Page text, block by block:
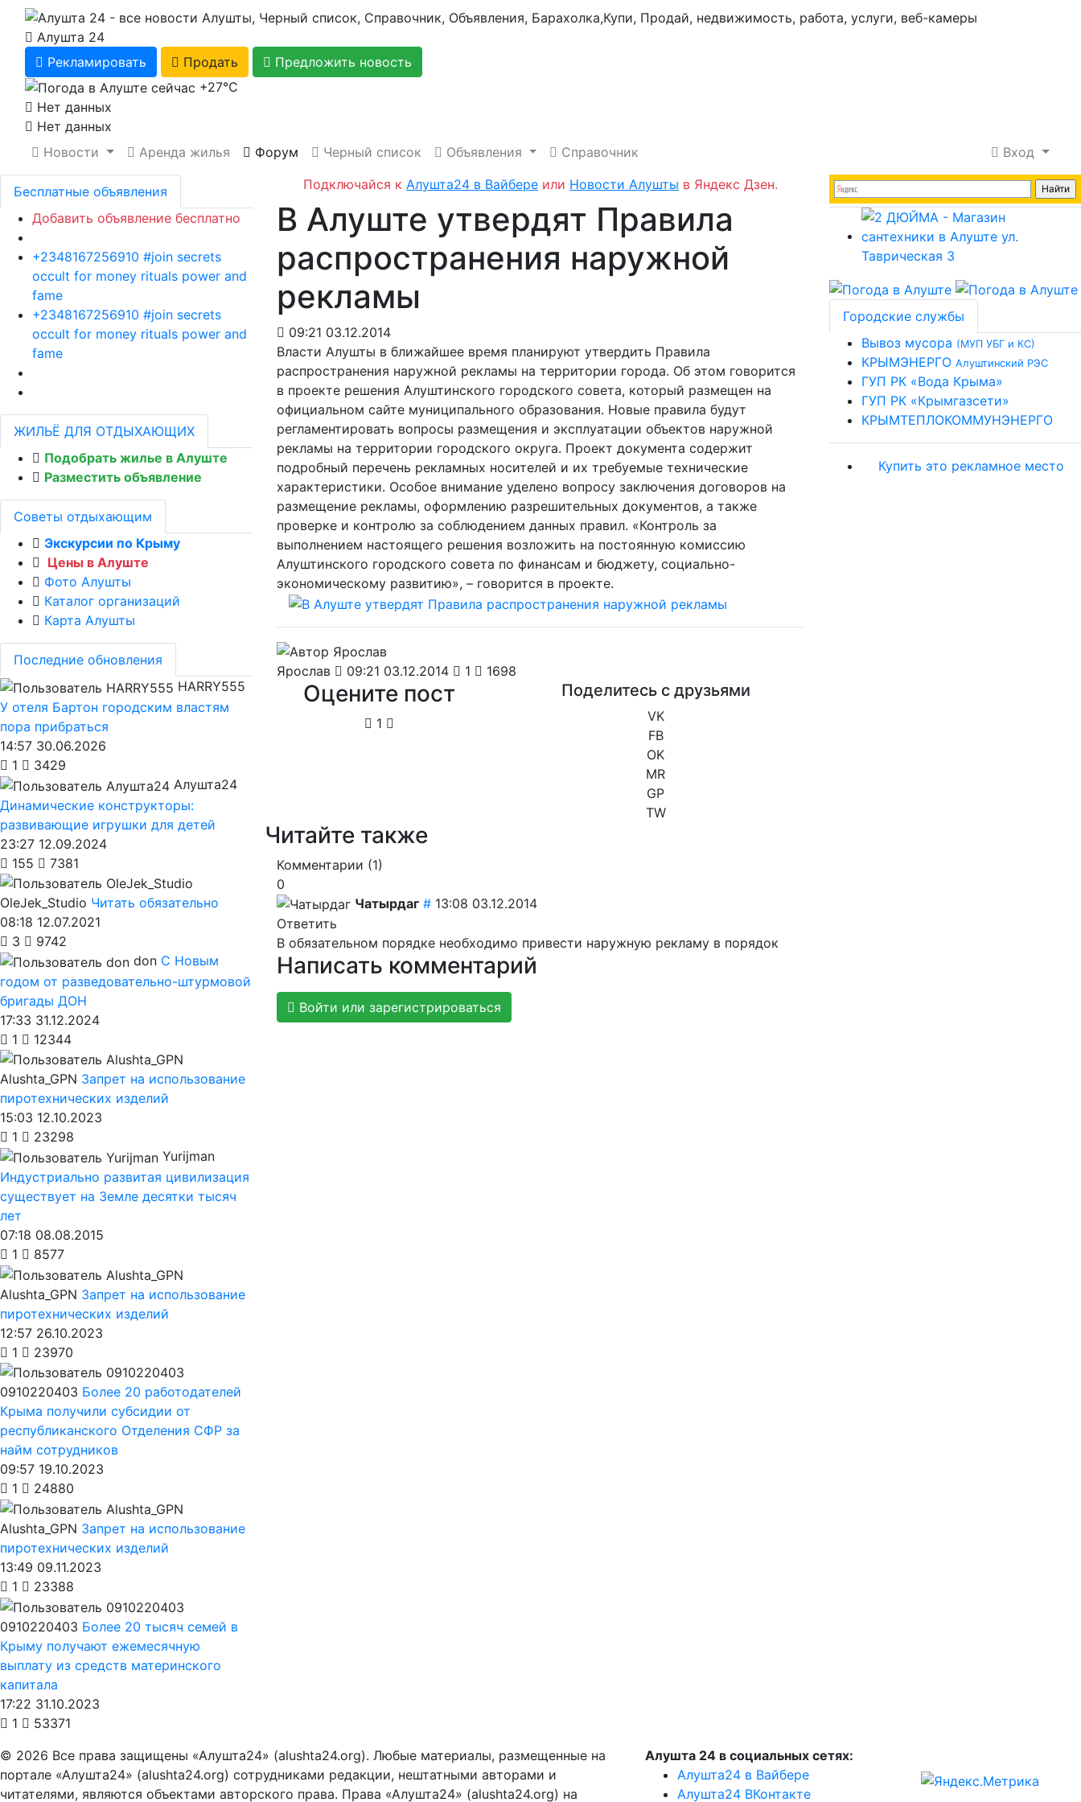
Алушта 24
Рекламировать
Продать
Предложить новость
+27℃
Нет данных
Нет данных
Новости
Аренда жилья Форум Черный список Объявления Справочник
Вход
Подключайся к Алушта24 в Вайбере или Новости Алушты в Яндекс Дзен.
В Алуште утвердят Правила
распространения наружной
рекламы
09:21 03.12.2014
Власти Алушты в ближайшее время планируют утвердить Правила
распространения наружной рекламы на территории города. Об этом говорится
в проекте решения Алуштинского городского совета, который размещен на
официальном сайте муниципального образования. Новые правила будут
регламентировать вопросы размещения и эксплуатации объектов наружной
рекламы на территории городского округа. Проект документа содержит
подробный перечень рекламных носителей и их требуемые технические
характеристики. Особое внимание уделено вопросу заключения договоров на
размещение рекламы, оформлению разрешительных документов, а также
проверке и контролю за соблюдением данных правил. «Контроль за
выполнением настоящего решения возложить на постоянную комиссию
Алуштинского городского совета по финансам и бюджету, социально-
экономическому развитию», – говорится в проекте.
Ярослав 09:21 03.12.2014 1 1698
Оцените пост
1
Поделитесь с друзьями
VK
FB
OK
MR
GP
TW
Читайте также
Комментарии (1)
0
Чатырдаг # 13:08 03.12.2014
Ответить
В обязательном порядке необходимо привести наружную рекламу в порядок
Написать комментарий
Войти или зарегистрироваться
Бесплатные объявления
Добавить объявление бесплатно
+2348167256910 #join secrets
occult for money rituals power and
fame
+2348167256910 #join secrets
occult for money rituals power and
fame
ЖИЛЬЁ ДЛЯ ОТДЫХАЮЩИХ
Подобрать жилье в Алуште
Разместить объявление
Советы отдыхающим
Экскурсии по Крыму
Цены в Алуште
Фото Алушты
Каталог организаций
Карта Алушты
Последние обновления
HARRY555
У отеля Бартон городским властям
пора прибраться
14:57 30.06.2026
1
3429
Алушта24
Динамические конструкторы:
развивающие игрушки для детей
23:27 12.09.2024
155
7381
OleJek_Studio Читать обязательно
08:18 12.07.2021
3
9742
don С Новым
годом от разведовательно-штурмовой
бригады ДОН
17:33 31.12.2024
1
12344
Alushta_GPN Запрет на использование
пиротехнических изделий
15:03 12.10.2023
1
23298
Yurijman
Индустриально развитая цивилизация
существует на Земле десятки тысяч
лет
07:18 08.08.2015
1
8577
Alushta_GPN Запрет на использование
пиротехнических изделий
12:57 26.10.2023
1
23970
0910220403 Более 20 работодателей
Крыма получили субсидии от
республиканского Отделения СФР за
найм сотрудников
09:57 19.10.2023
1
24880
Alushta_GPN Запрет на использование
пиротехнических изделий
13:49 09.11.2023
1
23388
0910220403 Более 20 тысяч семей в
Крыму получают ежемесячную
выплату из средств материнского
капитала
17:22 31.10.2023
1
53371
Городские службы
Вывоз мусора (МУП УБГ и КС)
КРЫМЭНЕРГО Алуштинский РЭС
ГУП РК «Вода Крыма»
ГУП РК «Крымгазсети»
КРЫМТЕПЛОКОММУНЭНЕРГО
Купить это рекламное место
© 2026 Все права защищены «Алушта24» (alushta24.org). Любые материалы, размещенные на
портале «Алушта24» (alushta24.org) сотрудниками редакции, нештатными авторами и
читателями, являются объектами авторского права. Права «Алушта24» (alushta24.org) на
Алушта 24 в социальных сетях:
Алушта24 в Вайбере
Алушта24 ВКонтакте